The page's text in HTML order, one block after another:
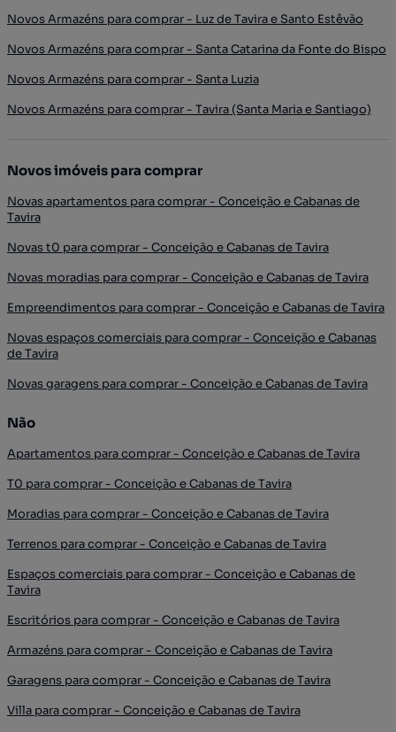
Novos Armazéns para comprar - Luz de Tavira e Santo Estêvão
Novos Armazéns para comprar - Santa Catarina da Fonte do Bispo
Novos Armazéns para comprar - Santa Luzia
Novos Armazéns para comprar - Tavira (Santa Maria e Santiago)
Novos imóveis para comprar
Novas apartamentos para comprar - Conceição e Cabanas de
Tavira
Novas t0 para comprar - Conceição e Cabanas de Tavira
Novas moradias para comprar - Conceição e Cabanas de Tavira
Empreendimentos para comprar - Conceição e Cabanas de Tavira
Novas espaços comerciais para comprar - Conceição e Cabanas
de Tavira
Novas garagens para comprar - Conceição e Cabanas de Tavira
Não
Apartamentos para comprar - Conceição e Cabanas de Tavira
T0 para comprar - Conceição e Cabanas de Tavira
Moradias para comprar - Conceição e Cabanas de Tavira
Terrenos para comprar - Conceição e Cabanas de Tavira
Espaços comerciais para comprar - Conceição e Cabanas de
Tavira
Escritórios para comprar - Conceição e Cabanas de Tavira
Armazéns para comprar - Conceição e Cabanas de Tavira
Garagens para comprar - Conceição e Cabanas de Tavira
Villa para comprar - Conceição e Cabanas de Tavira